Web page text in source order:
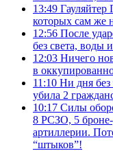
13:49 Гауляйтер
которых сам же
12:56 После
без света, воды
12:03 Ничего
в
11:10 Ни дня
убила 2
10:17 Силы
8 РСЗО, 5 броне-
артиллерии.
“штыков”!